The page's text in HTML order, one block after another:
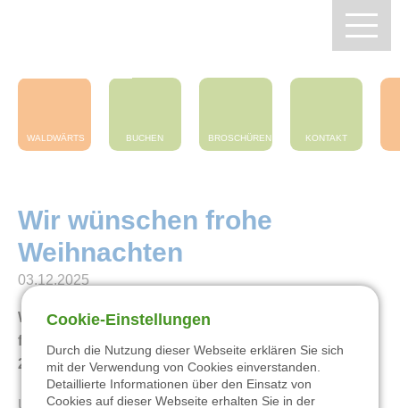
Zentrum Pfälzerwald Touristik
Wandern
WALDWÄRTS BUCHEN BROSCHÜREN KONTAKT
Wir wünschen frohe
Weihnachten
03.12.2025
Wir wünschen all unseren Gästen aus Nah und Fern
frohe Weihnachten und alles Gute für das neue Jahr
2026!
Unsere Geschäftsstelle ist vom 24. Dezember bis
Cookie-Einstellungen
Durch die Nutzung dieser Webseite erklären Sie sich
mit der Verwendung von Cookies einverstanden.
Detaillierte Informationen über den Einsatz von
Cookies auf dieser Webseite erhalten Sie in der